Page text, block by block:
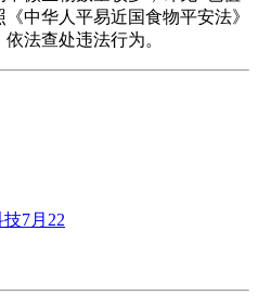
中华人平易近国食物平安法》
法查处违法行为。
7月22